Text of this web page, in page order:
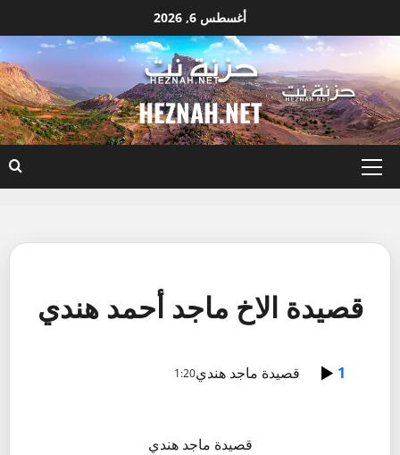
إلى
أغسطس 6, 2026
HEZNAH.NET
القائمة
قصيدة الاخ ماجد أحمد هندي
1 قصيدة ماجد هندي1:20
قصيدة ماجد هندي